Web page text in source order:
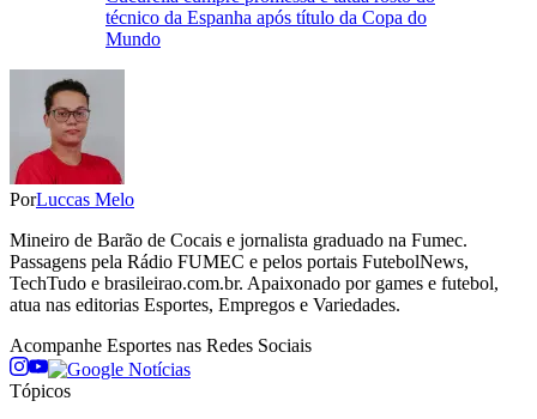
técnico da Espanha após título da Copa do
Mundo
PorLuccas Melo
Mineiro de Barão de Cocais e jornalista graduado na Fumec.
Passagens pela Rádio FUMEC e pelos portais FutebolNews,
TechTudo e brasileirao.com.br. Apaixonado por games e futebol,
atua nas editorias Esportes, Empregos e Variedades.
Acompanhe Esportes nas Redes Sociais
Tópicos